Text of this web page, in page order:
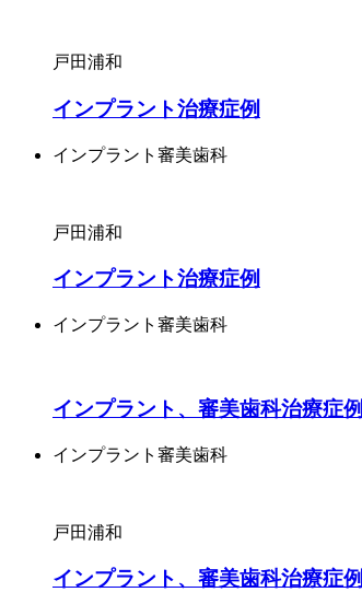
戸田浦和
インプラント治療症例
インプラント 審美歯科
戸田浦和
インプラント治療症例
インプラント 審美歯科
インプラント、審美歯科治療症例
インプラント 審美歯科
戸田浦和
インプラント、審美歯科治療症例